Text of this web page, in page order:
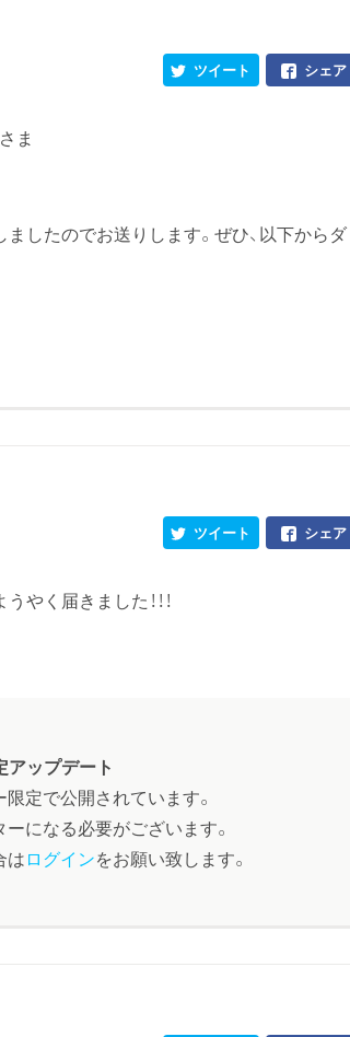
シェア
ツイート
ま
したのでお送りします。ぜひ、以下からダ
シェア
ツイート
く届きました！！！
アップデート
定で公開されています。
になる必要がございます。
はログインをお願い致します。